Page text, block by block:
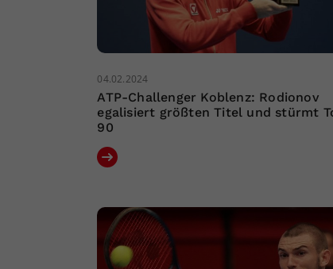
04.02.2024
ATP-Challenger Koblenz: Rodionov
egalisiert größten Titel und stürmt
90